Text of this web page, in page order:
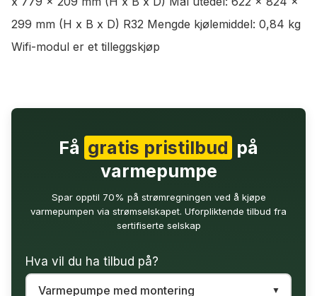
299 mm (H x B x D) R32 Mengde kjølemiddel: 0,84 kg
Wifi-modul er et tilleggskjøp
Få gratis pristilbud på
varmepumpe
Spar opptil 70% på strømregningen ved å kjøpe
varmepumpen via strømselskapet. Uforpliktende tilbud fra
sertifiserte selskap
Hva vil du ha tilbud på?